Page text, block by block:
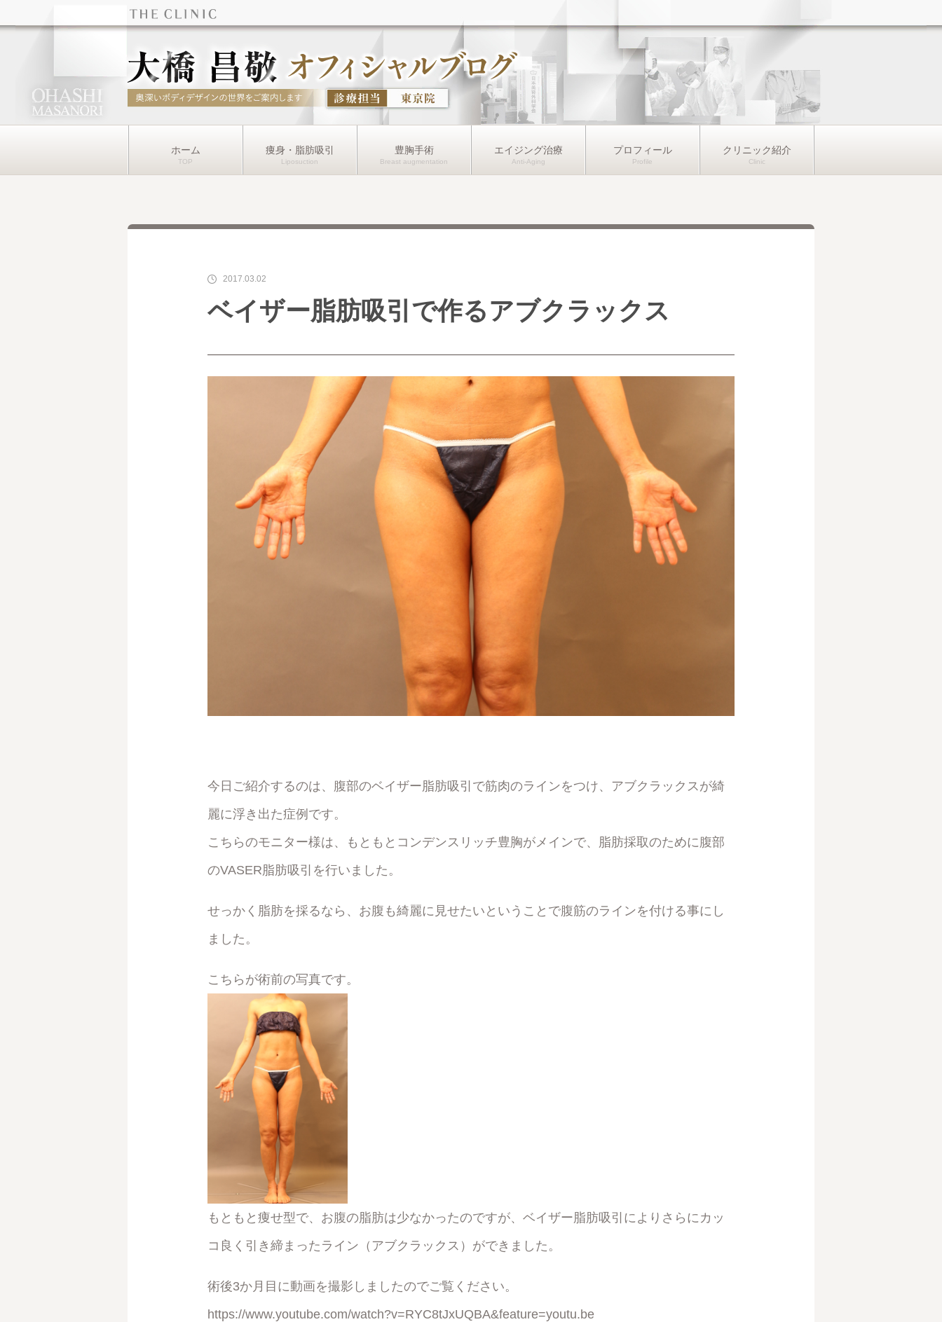
ホーム 痩身・脂肪吸引 豊胸手術 エイジング治療 プロフィール クリニック紹介
2017.03.02
ベイザー脂肪吸引で作るアブクラックス
今日ご紹介するのは、腹部のベイザー脂肪吸引で筋肉のラインをつけ、アブクラックスが綺
麗に浮き出た症例です。
こちらのモニター様は、もともとコンデンスリッチ豊胸がメインで、脂肪採取のために腹部
のVASER脂肪吸引を行いました。
せっかく脂肪を採るなら、お腹も綺麗に見せたいということで腹筋のラインを付ける事にし
ました。
こちらが術前の写真です。
もともと痩せ型で、お腹の脂肪は少なかったのですが、ベイザー脂肪吸引によりさらにカッ
コ良く引き締まったライン（アブクラックス）ができました。
術後3か月目に動画を撮影しましたのでご覧ください。
https://www.youtube.com/watch?v=RYC8tJxUQBA&feature=youtu.be